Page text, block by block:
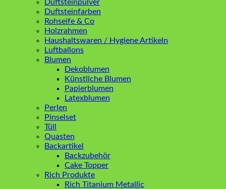
Duftsteinpulver
Duftsteinfarben
Rohseife & Co
Holzrahmen
Haushaltswaren / Hygiene Artikeln
Luftballons
Blumen
Dekoblumen
Künstliche Blumen
Papierblumen
Latexblumen
Perlen
Pinselset
Tüll
Quasten
Backartikel
Backzubehör
Cake Topper
Rich Produkte
Rich Titanium Metallic